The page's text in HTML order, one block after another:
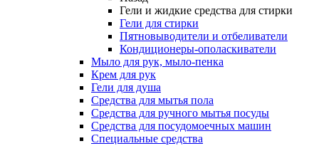
Гели и жидкие средства для стирки
Гели для стирки
Пятновыводители и отбеливатели
Кондиционеры-ополаскиватели
Мыло для рук, мыло-пенка
Крем для рук
Гели для душа
Средства для мытья пола
Средства для ручного мытья посуды
Средства для посудомоечных машин
Специальные средства